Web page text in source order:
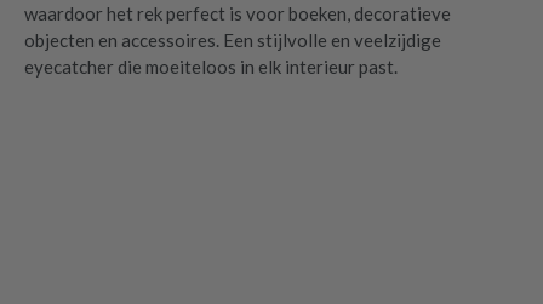
waardoor het rek perfect is voor boeken, decoratieve
objecten en accessoires. Een stijlvolle en veelzijdige
eyecatcher die moeiteloos in elk interieur past.